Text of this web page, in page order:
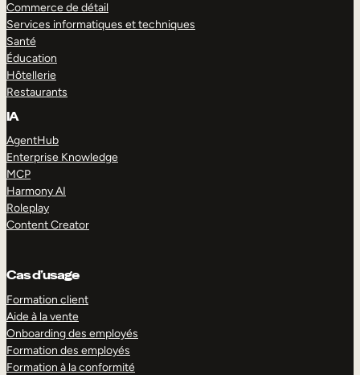
Commerce de détail
Services informatiques et techniques
Santé
Éducation
Hôtellerie
Restaurants
IA
AgentHub
Enterprise Knowledge
MCP
Harmony AI
Roleplay
Content Creator
Cas d’usage
Formation client
Aide à la vente
Onboarding des employés
Formation des employés
Formation à la conformité